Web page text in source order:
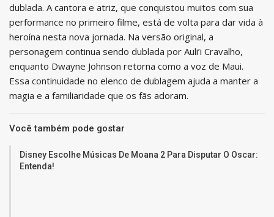
dublada. A cantora e atriz, que conquistou muitos com sua
performance no primeiro filme, está de volta para dar vida à
heroína nesta nova jornada. Na versão original, a
personagem continua sendo dublada por Auli’i Cravalho,
enquanto Dwayne Johnson retorna como a voz de Maui.
Essa continuidade no elenco de dublagem ajuda a manter a
magia e a familiaridade que os fãs adoram.
Você também pode gostar
Disney Escolhe Músicas De Moana 2 Para Disputar O Oscar:
Entenda!